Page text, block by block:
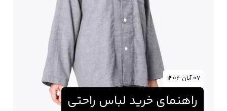
زیبایی و سلامت
بارانی مردانه پالتو مردانه
جوراب مردانه کت مردانه کاپشن و پافر مردانه
شلوارک مردانه ژاکت و پلیور مردانه
۰۷ آبان ۱۴۰۴
راهنمای خرید لباس راحتی